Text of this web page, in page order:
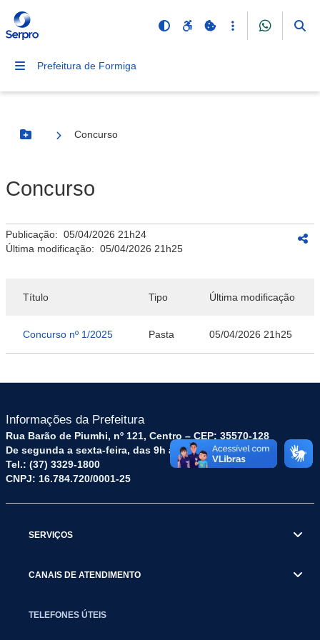
Prefeitura de Formiga
Botão Menu
Concurso
Concurso
Publicação: 05/04/2026 21h24
Última modificação: 05/04/2026 21h25
Título Tipo Última modificação
Concurso nº 1/2025 Pasta 05/04/2026 21h25
Informações da Prefeitura
Rua Barão de Piumhi, nº 121, Centro – CEP: 35570-128
De segunda a sexta-feira, das 9h às 16h
Tel.: (37) 3329-1800
CNPJ: 16.784.720/0001-25
SERVIÇOS
CANAIS DE ATENDIMENTO
TELEFONES ÚTEIS